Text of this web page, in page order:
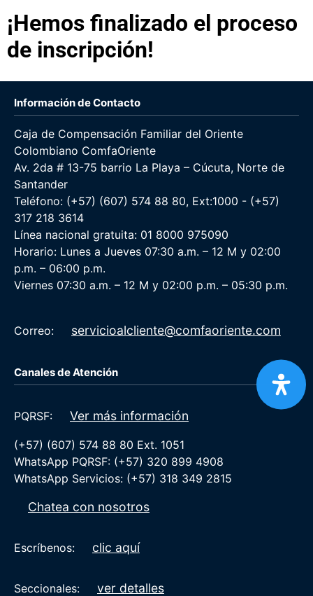
¡Hemos finalizado el proceso
de inscripción!
Información de Contacto
Caja de Compensación Familiar del Oriente
Colombiano ComfaOriente
Av. 2da # 13-75 barrio La Playa – Cúcuta, Norte de
Santander
Teléfono: (+57) (607) 574 88 80, Ext:1000 - (+57)
317 218 3614
Línea nacional gratuita: 01 8000 975090
Horario: Lunes a Jueves 07:30 a.m. – 12 M y 02:00
p.m. – 06:00 p.m.
Viernes 07:30 a.m. – 12 M y 02:00 p.m. – 05:30 p.m.
Correo: servicioalcliente@comfaoriente.com
Canales de Atención
PQRSF: Ver más información
(+57) (607) 574 88 80 Ext. 1051
WhatsApp PQRSF: (+57) 320 899 4908
WhatsApp Servicios: (+57) 318 349 2815
Chatea con nosotros
Escríbenos: clic aquí
Seccionales: ver detalles